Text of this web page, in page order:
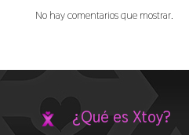
No hay comentarios que mostrar.
¿Qué es Xtoy?